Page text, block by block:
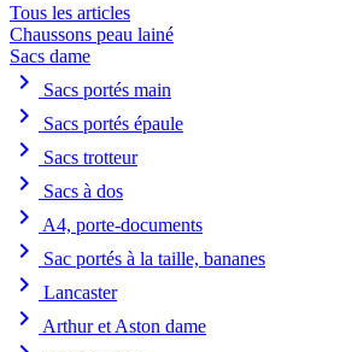
Tous les articles
Chaussons peau lainé
Sacs dame
chevron_right Sacs portés main
chevron_right Sacs portés épaule
chevron_right Sacs trotteur
chevron_right Sacs à dos
chevron_right A4, porte-documents
chevron_right Sac portés à la taille, bananes
chevron_right Lancaster
chevron_right Arthur et Aston dame